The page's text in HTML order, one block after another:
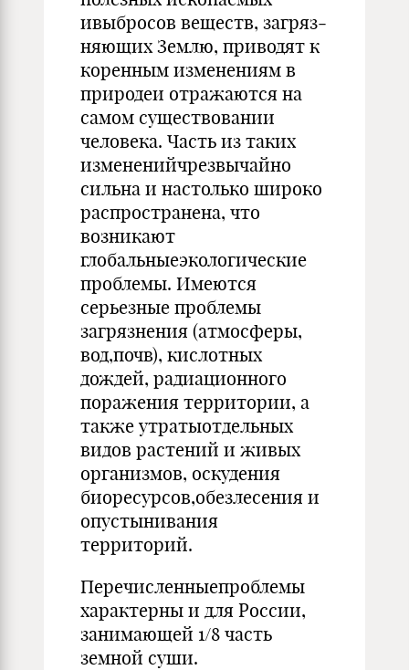
ивыбросов веществ, загряз­
няющих Землю, приводят к
коренным изменениям в
природеи отражаются на
самом существовании
человека. Часть из таких
измененийчрезвычайно
сильна и настолько широко
распро­странена, что
возникают
глобальныеэкологические
проблемы. Имеются
серьезные проблемы
загрязнения (атмосферы,
вод,почв), кислотных
дождей, радиационного
поражения террито­рии, а
также утратыотдельных
видов растений и живых
орга­низмов, оскудения
биоресурсов,обезлесения и
опустынивания
территорий.
Перечисленныепроблемы
характерны и для России,
зани­мающей 1/8 часть
земной суши.